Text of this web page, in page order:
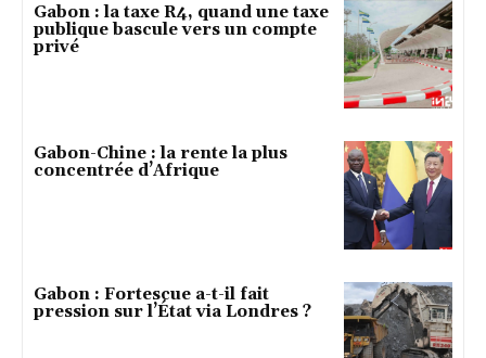
Gabon : la taxe R4, quand une taxe
publique bascule vers un compte
privé
Gabon-Chine : la rente la plus
concentrée d’Afrique
Gabon : Fortescue a-t-il fait
pression sur l’État via Londres ?